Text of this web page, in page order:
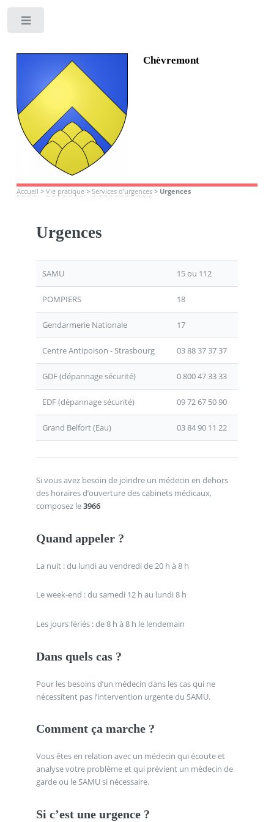
Chèvremont
Accueil > Vie pratique> Services d’urgences> Urgences
Urgences
SAMU 15 ou 112
POMPIERS 18
Gendarmerie Nationale 17
Centre Antipoison - Strasbourg 03 88 37 37 37
GDF (dépannage sécurité) 0 800 47 33 33
EDF (dépannage sécurité) 09 72 67 50 90
Grand Belfort (Eau) 03 84 90 11 22
Si vous avez besoin de joindre un médecin en dehors
des horaires d’ouverture des cabinets médicaux,
composez le3966
Quand appeler ?
La nuit : du lundi au vendredi de 20 h à 8 h
Le week-end : du samedi 12 h au lundi 8 h
Les jours fériés : de 8 h à 8 h le lendemain
Dans quels cas ?
Pour les besoins d’un médecin dans les cas qui ne
nécessitent pas l’intervention urgente du SAMU.
Comment ça marche ?
Vous êtes en relation avec un médecin qui écoute et
analyse votre problème et qui prévient un médecin de
garde ou le SAMU si nécessaire.
Si c’est une urgence ?